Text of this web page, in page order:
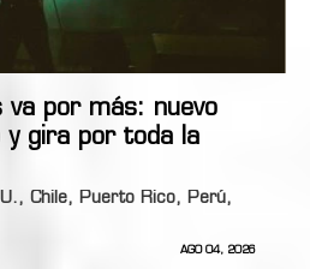
va por más: nuevo
y gira por toda la
Chile, Puerto Rico, Perú,
AGO 04, 2026